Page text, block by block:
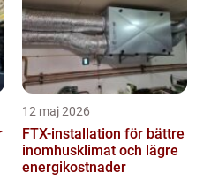
12 maj 2026
FTX-installation för bättre
inomhusklimat och lägre
energikostnader